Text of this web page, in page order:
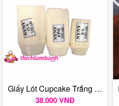
Giấy Lót Cupcake Trắng Trơn C10 - Cây 350 Tờ
38.000 VNĐ